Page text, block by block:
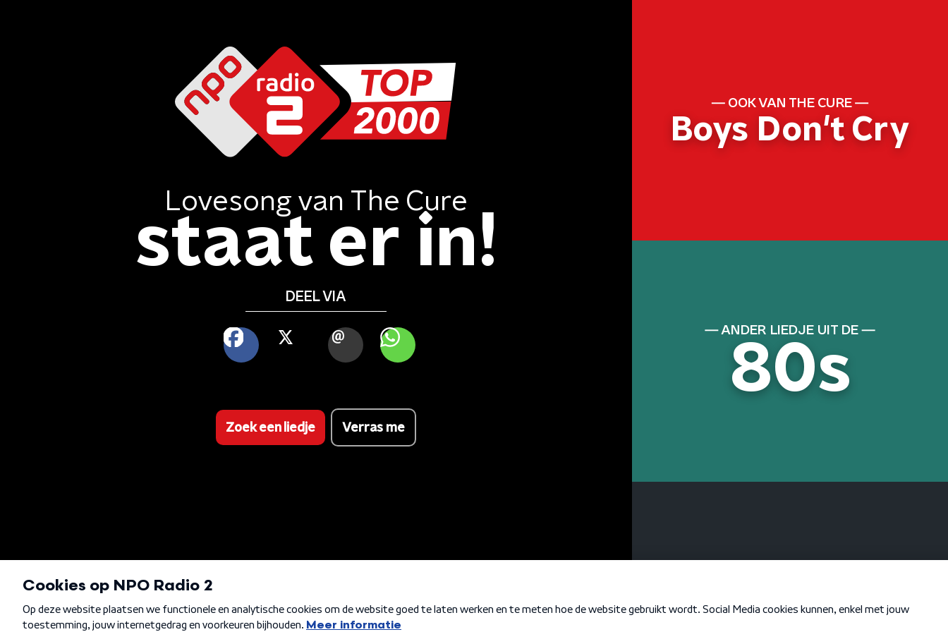
Lovesongvan The Cure
staat er in!
DEEL VIA
FACEBOOK
X MAILWHATSAPP
Zoek een liedje Verras me
OOK VAN THE CURE
Boys Don't Cry
ANDER LIEDJE UIT DE
80s
When I Think Of